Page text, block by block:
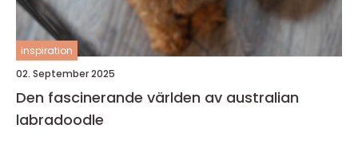
inspiration
02. September 2025
Den fascinerande världen av australian
labradoodle